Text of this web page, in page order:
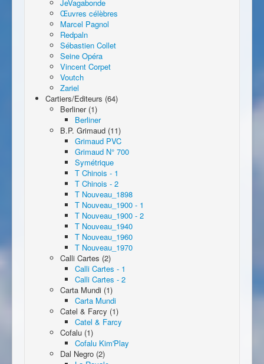
JeVagabonde
Œuvres célèbres
Marcel Pagnol
Redpaln
Sébastien Collet
Seine Opéra
Vincent Corpet
Voutch
Zariel
Cartiers/Editeurs (64)
Berliner (1)
Berliner
B.P. Grimaud (11)
Grimaud PVC
Grimaud N° 700
Symétrique
T Chinois - 1
T Chinois - 2
T Nouveau_1898
T Nouveau_1900 - 1
T Nouveau_1900 - 2
T Nouveau_1940
T Nouveau_1960
T Nouveau_1970
Calli Cartes (2)
Calli Cartes - 1
Calli Cartes - 2
Carta Mundi (1)
Carta Mundi
Catel & Farcy (1)
Catel & Farcy
Cofalu (1)
Cofalu Kim'Play
Dal Negro (2)